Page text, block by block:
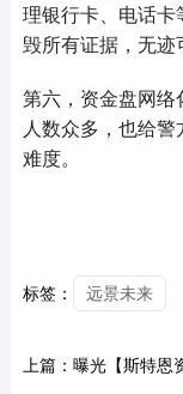
理银行卡、电话
毁所有证据，无迹
第六，资金盘网
人数众多，也给
难度。
标签： 远景未来
上篇： 曝光【斯特恩资